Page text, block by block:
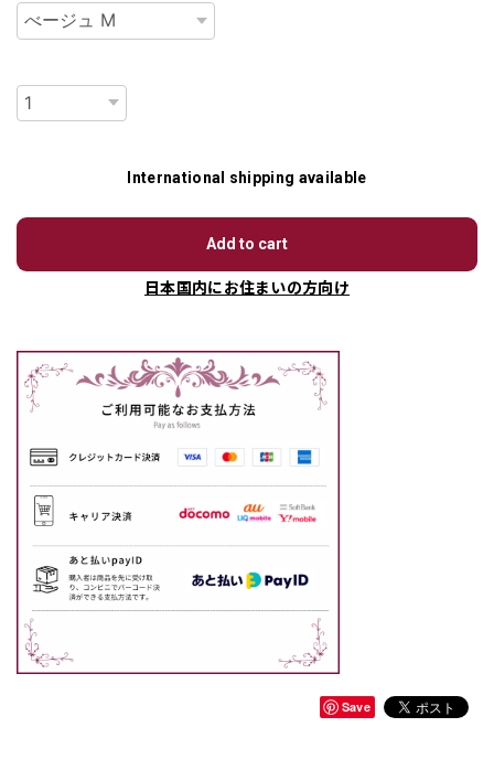
International shipping available
Add to cart
日本国内にお住まいの方向け
Save